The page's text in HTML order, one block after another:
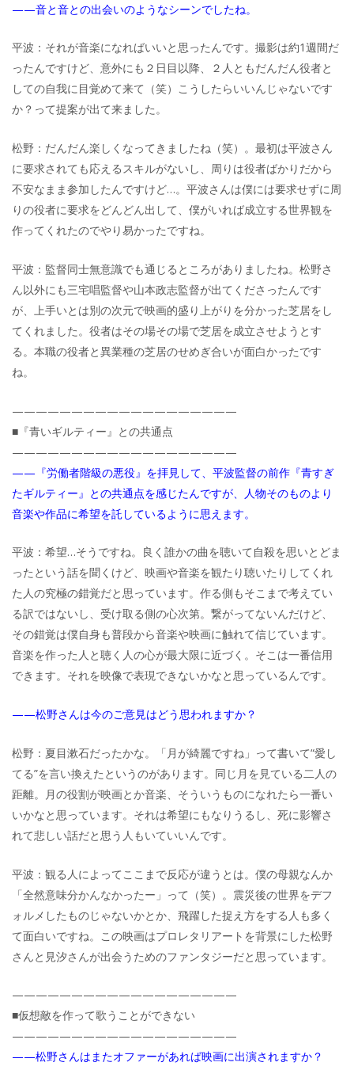
——音と音との出会いのようなシーンでしたね。
平波：それが音楽になればいいと思ったんです。撮影は約1週間だ
ったんですけど、意外にも２日目以降、２人ともだんだん役者と
しての自我に目覚めて来て（笑）こうしたらいいんじゃないです
か？って提案が出て来ました。
松野：だんだん楽しくなってきましたね（笑）。最初は平波さん
に要求されても応えるスキルがないし、周りは役者ばかりだから
不安なまま参加したんですけど…。平波さんは僕には要求せずに周
りの役者に要求をどんどん出して、僕がいれば成立する世界観を
作ってくれたのでやり易かったですね。
平波：監督同士無意識でも通じるところがありましたね。松野さ
ん以外にも三宅唱監督や山本政志監督が出てくださったんです
が、上手いとは別の次元で映画的盛り上がりを分かった芝居をし
てくれました。役者はその場その場で芝居を成立させようとす
る。本職の役者と異業種の芝居のせめぎ合いが面白かったです
ね。
———————————————————
■『青いギルティー』との共通点
———————————————————
——『労働者階級の悪役』を拝見して、平波監督の前作『青すぎ
たギルティー』との共通点を感じたんですが、人物そのものより
音楽や作品に希望を託しているように思えます。
平波：希望…そうですね。良く誰かの曲を聴いて自殺を思いとどま
ったという話を聞くけど、映画や音楽を観たり聴いたりしてくれ
た人の究極の錯覚だと思っています。作る側もそこまで考えてい
る訳ではないし、受け取る側の心次第。繋がってないんだけど、
その錯覚は僕自身も普段から音楽や映画に触れて信じています。
音楽を作った人と聴く人の心が最大限に近づく。そこは一番信用
できます。それを映像で表現できないかなと思っているんです。
——松野さんは今のご意見はどう思われますか？
松野：夏目漱石だったかな。「月が綺麗ですね」って書いて“愛し
てる”を言い換えたというのがあります。同じ月を見ている二人の
距離。月の役割が映画とか音楽、そういうものになれたら一番い
いかなと思っています。それは希望にもなりうるし、死に影響さ
れて悲しい話だと思う人もいていいんです。
平波：観る人によってここまで反応が違うとは。僕の母親なんか
「全然意味分かんなかったー」って（笑）。震災後の世界をデフ
ォルメしたものじゃないかとか、飛躍した捉え方をする人も多く
て面白いですね。この映画はプロレタリアートを背景にした松野
さんと見汐さんが出会うためのファンタジーだと思っています。
———————————————————
■仮想敵を作って歌うことができない
———————————————————
——松野さんはまたオファーがあれば映画に出演されますか？